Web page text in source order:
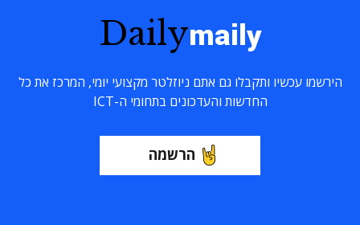
Dailymaily
הירשמו עכשיו ותקבלו גם אתם ניוזלטר מקצועי יומי, המרכז את כל
החדשות והעדכונים בתחומי ה-ICT
הרשמה